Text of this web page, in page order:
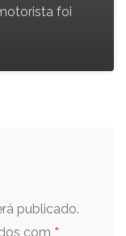
foi
publicado.
com